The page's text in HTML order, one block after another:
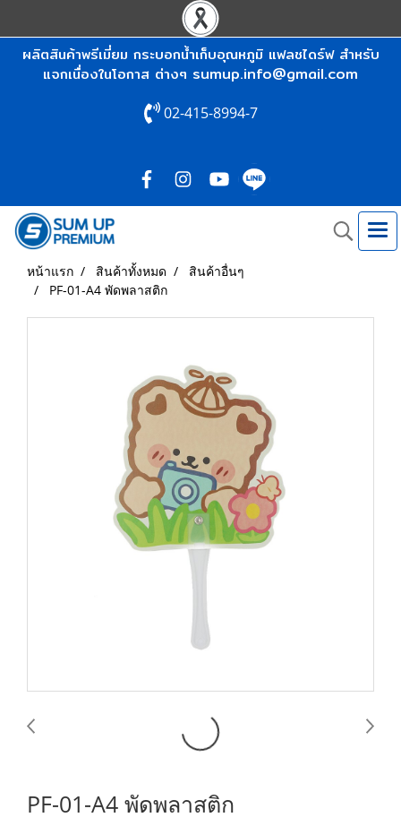
ผลิตสินค้าพรีเมี่ยม กระบอกน้ำเก็บอุณหภูมิ แฟลชไดร์ฟ สำหรับ
แจกเนื่องในโอกาส ต่างๆ sumup.info@gmail.com
02-415-8994-7
หน้าแรก สินค้าทั้งหมด
สินค้าอื่นๆ
PF-01-A4 พัดพลาสติก
PF-01-A4 พัดพลาสติก